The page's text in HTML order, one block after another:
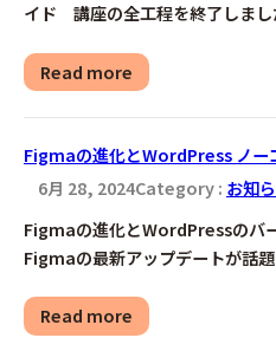
イド 講座の全工程を終了しま
Read more
Figmaの進化とWordPress ノー
6月 28, 2024Category : お知
Figmaの進化とWordPressのバ
Figmaの最新アップデートが話
Read more